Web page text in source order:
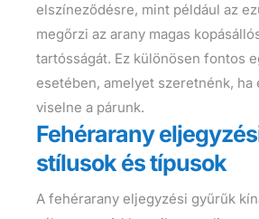
elszíneződésre, mint például az
megőrzi az arany magas
tartósságát. Ez különösen fontos
esetében, amelyet szeretnénk, ha
viselne a párunk.
Fehérarany
stílusok és típusok
A fehérarany eljegyzési gyűrűk